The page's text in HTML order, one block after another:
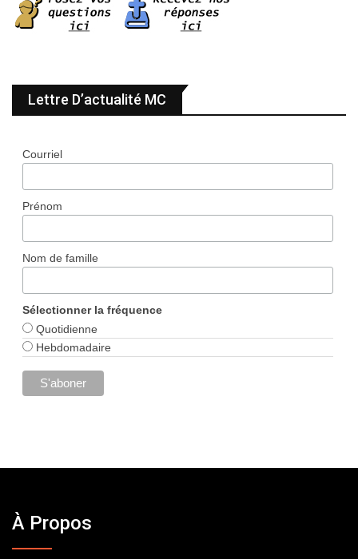
Lettre D’actualité MC
Courriel
Prénom
Nom de famille
Sélectionner la fréquence
Quotidienne
Hebdomadaire
À Propos